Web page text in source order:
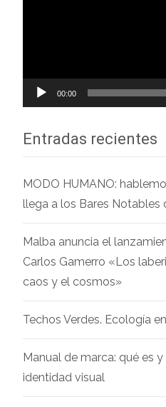
00:00
Entradas recientes
MODO HUMANO:
llega a los Bares Notables
Malba anuncia el
Carlos Gamerro «Los
caos y el cosmos»
Techos Verdes. Ecología
Manual de marca: qué es
identidad visual